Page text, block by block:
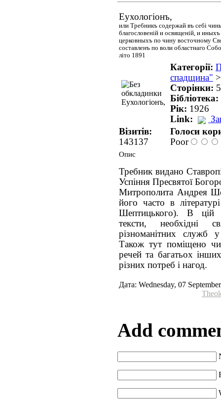
Еухологіонъ,
или Требникъ содержай въ себі
благословеній и освященій, и
церковныхъ по чину восточному
составленъ по воли областнаго
літо 1891
Категорії:
спадщина"
Сторінки:
Бібліотека:
Рік: 1926
Link:
Візитів:
143137
Голоси
Poor
Опис
Требник видано
Успіння Пресвятої
Митрополита Андрея
його часто в
Шептицького). В цій
тексти, необхідні
різноманітних служб
Також тут поміщено
речей та багатьох
різних потреб і нагод.
Дата: Wednesday, 07
Add